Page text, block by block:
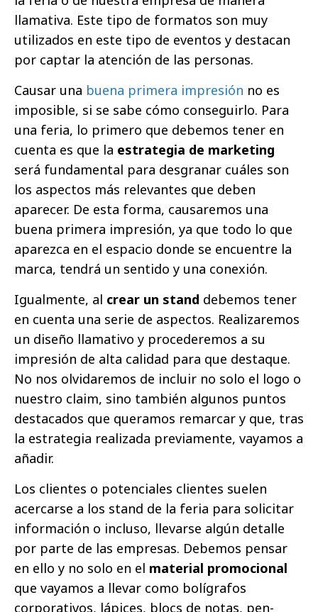
llamativa. Este tipo de formatos son muy
utilizados en este tipo de eventos y destacan
por captar la atención de las personas.
Causar una buena primera impresión no es
imposible, si se sabe cómo conseguirlo. Para
una feria, lo primero que debemos tener en
cuenta es que la estrategia de marketing
será fundamental para desgranar cuáles son
los aspectos más relevantes que deben
aparecer. De esta forma, causaremos una
buena primera impresión, ya que todo lo que
aparezca en el espacio donde se encuentre la
marca, tendrá un sentido y una conexión.
Igualmente, al crear un stand debemos tener
en cuenta una serie de aspectos. Realizaremos
un diseño llamativo y procederemos a su
impresión de alta calidad para que destaque.
No nos olvidaremos de incluir no solo el logo o
nuestro claim, sino también algunos puntos
destacados que queramos remarcar y que, tras
la estrategia realizada previamente, vayamos a
añadir.
Los clientes o potenciales clientes suelen
acercarse a los stand de la feria para solicitar
información o incluso, llevarse algún detalle
por parte de las empresas. Debemos pensar
en ello y no solo en el material promocional
que vayamos a llevar como bolígrafos
corporativos, lápices, blocs de notas, pen-